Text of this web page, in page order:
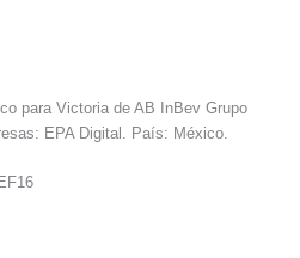
para Victoria de AB InBev Grupo
EPA Digital. País: México.